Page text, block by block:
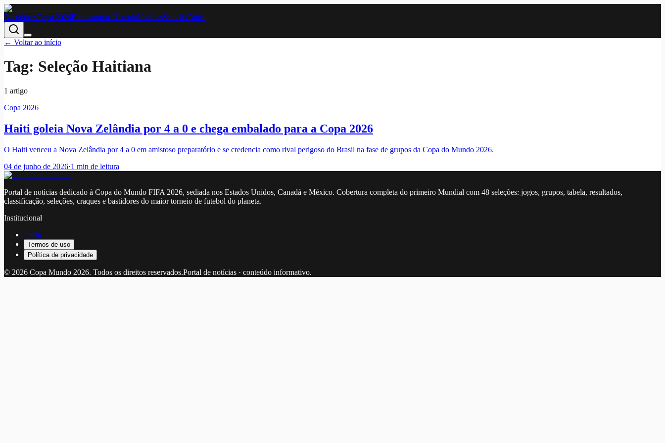
BastidoresCopa 2026EliminatóriasHistóriaNotíciasSeleçãoTática
← Voltar ao início
Tag: Seleção Haitiana
1 artigo
Copa 2026
Haiti goleia Nova Zelândia por 4 a 0 e chega embalado para a Copa 2026
O Haiti venceu a Nova Zelândia por 4 a 0 em amistoso preparatório e se credencia como rival perigoso do Brasil na fase de grupos da Copa do Mundo 2026.
04 de junho de 2026·1 min de leitura
Portal de notícias dedicado à Copa do Mundo FIFA 2026, sediada nos Estados Unidos, Canadá e México. Cobertura completa do primeiro Mundial com 48 seleções: jogos, grupos, tabela, resultados,
classificação, seleções, craques e bastidores do maior torneio de futebol do planeta.
Institucional
Início
Termos de uso
Política de privacidade
© 2026 Copa Mundo 2026. Todos os direitos reservados.Portal de notícias · conteúdo informativo.